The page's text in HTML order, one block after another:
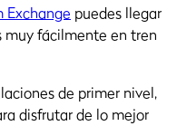
puedes llegar
muy fácilmente en tren
de primer nivel,
disfrutar de lo mejor